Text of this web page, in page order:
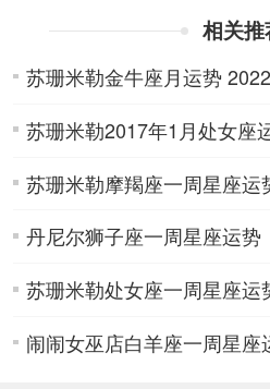
相关推
苏珊米勒金牛座月运势
苏珊米勒2017年1月处女座
苏珊米勒摩羯座一周星座运
丹尼尔狮子座一周星座运势
苏珊米勒处女座一周星座运
闹闹女巫店白羊座一周星座